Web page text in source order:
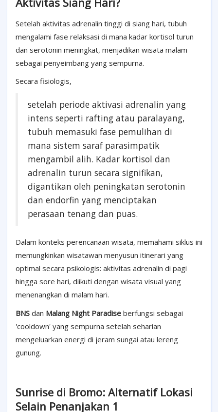
Setelah aktivitas adrenalin tinggi di siang hari, tubuh
mengalami fase relaksasi di mana kadar kortisol turun
dan serotonin meningkat, menjadikan wisata malam
sebagai penyeimbang yang sempurna.
Secara fisiologis,
setelah periode aktivasi adrenalin yang
intens seperti rafting atau paralayang,
tubuh memasuki fase pemulihan di
mana sistem saraf parasimpatik
mengambil alih. Kadar kortisol dan
adrenalin turun secara signifikan,
digantikan oleh peningkatan serotonin
dan endorfin yang menciptakan
perasaan tenang dan puas.
Dalam konteks perencanaan wisata, memahami siklus ini
memungkinkan wisatawan menyusun itinerari yang
optimal secara psikologis: aktivitas adrenalin di pagi
hingga sore hari, diikuti dengan wisata visual yang
menenangkan di malam hari.
BNS dan Malang Night Paradise berfungsi sebagai
'cooldown' yang sempurna setelah seharian
mengeluarkan energi di jeram sungai atau lereng
gunung.
Sunrise di Bromo: Alternatif Lokasi
Selain Penanjakan 1